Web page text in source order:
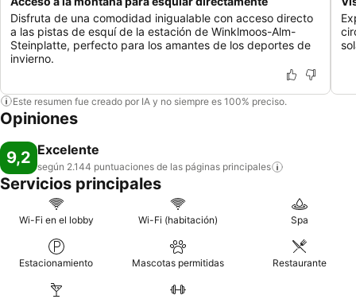
Disfruta de una comodidad inigualable con acceso directo
a las pistas de esquí de la estación de Winklmoos-Alm-
Steinplatte, perfecto para los amantes de los deportes de
invierno.
Este resumen fue creado por IA y no siempre es 100% preciso.
Opiniones
9,2 Excelente
según 2.144 puntuaciones de las páginas principales
Servicios principales
Wi-Fi en el lobby Wi-Fi (habitación) Spa
Estacionamiento Mascotas permitidas Restaurante